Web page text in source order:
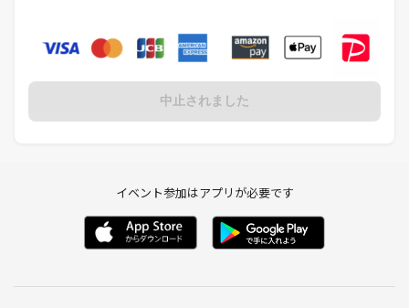
中止されました
イベント参加はアプリが必要です